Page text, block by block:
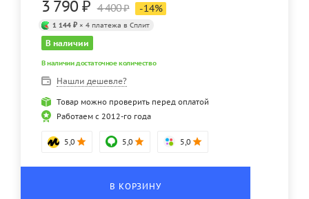
3 790 ₽ 4 400₽ -14%
1 144 ₽ × 4 платежа в Сплит
В наличии
В наличии достаточное количество
Нашли дешевле?
Товар можно проверить перед оплатой
Работаем с 2012-го года
5,0 5,0 5,0
В КОРЗИНУ